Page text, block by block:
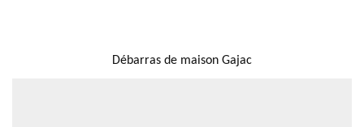
Débarras de maison Gajac